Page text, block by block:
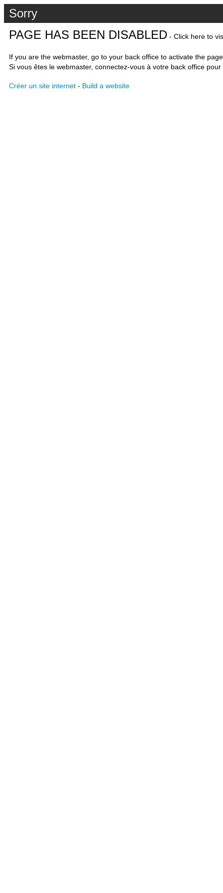
Sorry
PAGE HAS BEEN DISABLED - Click here to
If you are the webmaster, go to your back office to activate the
Si vous êtes le webmaster, connectez-vous à votre back office
Créer un site internet - Build a website